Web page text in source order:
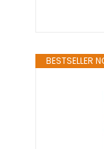
BESTSELLER